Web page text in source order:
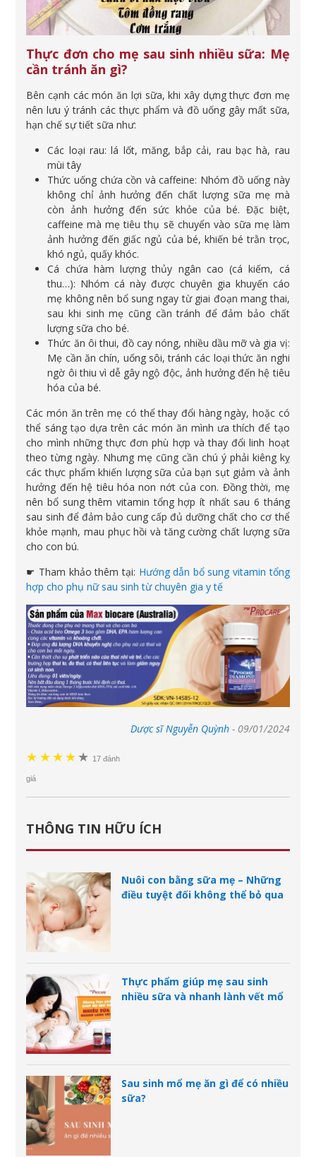
Thực đơn cho mẹ sau sinh nhiều sữa: Mẹ
cần tránh ăn gì?
Bên cạnh các món ăn lợi sữa, khi xây dựng thực đơn mẹ
nên lưu ý tránh các thực phẩm và đồ uống gây mất sữa,
hạn chế sự tiết sữa như:
Các loại rau: lá lốt, măng, bắp cải, rau bạc hà, rau
mùi tây
Thức uống chứa cồn và caffeine: Nhóm đồ uống này
không chỉ ảnh hưởng đến chất lượng sữa mẹ mà
còn ảnh hưởng đến sức khỏe của bé. Đặc biệt,
caffeine mà mẹ tiêu thụ sẽ chuyển vào sữa mẹ làm
ảnh hưởng đến giấc ngủ của bé, khiến bé trằn trọc,
khó ngủ, quấy khóc.
Cá chứa hàm lượng thủy ngân cao (cá kiếm, cá
thu…): Nhóm cá này được chuyên gia khuyến cáo
mẹ không nên bổ sung ngay từ giai đoạn mang thai,
sau khi sinh mẹ cũng cần tránh để đảm bảo chất
lượng sữa cho bé.
Thức ăn ôi thui, đồ cay nóng, nhiều dầu mỡ và gia vị:
Mẹ cần ăn chín, uống sôi, tránh các loại thức ăn nghi
ngờ ôi thiu vì dễ gây ngộ độc, ảnh hưởng đến hệ tiêu
hóa của bé.
Các món ăn trên mẹ có thể thay đổi hàng ngày, hoặc có
thể sáng tạo dựa trên các món ăn mình ưa thích để tạo
cho mình những thực đơn phù hợp và thay đổi linh hoạt
theo từng ngày. Nhưng mẹ cũng cần chú ý phải kiêng kỵ
các thực phẩm khiến lượng sữa của bạn sụt giảm và ảnh
hưởng đến hệ tiêu hóa non nớt của con. Đồng thời, mẹ
nên bổ sung thêm vitamin tổng hợp ít nhất sau 6 tháng
sau sinh để đảm bảo cung cấp đủ dưỡng chất cho cơ thể
khỏe mạnh, mau phục hồi và tăng cường chất lượng sữa
cho con bú.
☛ Tham khảo thêm tại: Hướng dẫn bổ sung vitamin tổng
hợp cho phụ nữ sau sinh từ chuyên gia y tế
Dược sĩ Nguyễn Quỳnh- 09/01/2024
★ ★★★★
★ 17 đánh
giá
THÔNG TIN HỮU ÍCH
Nuôi con bằng sữa mẹ – Những
điều tuyệt đối không thể bỏ qua
Thực phẩm giúp mẹ sau sinh
nhiều sữa và nhanh lành vết mổ
Sau sinh mổ mẹ ăn gì để có nhiều
sữa?